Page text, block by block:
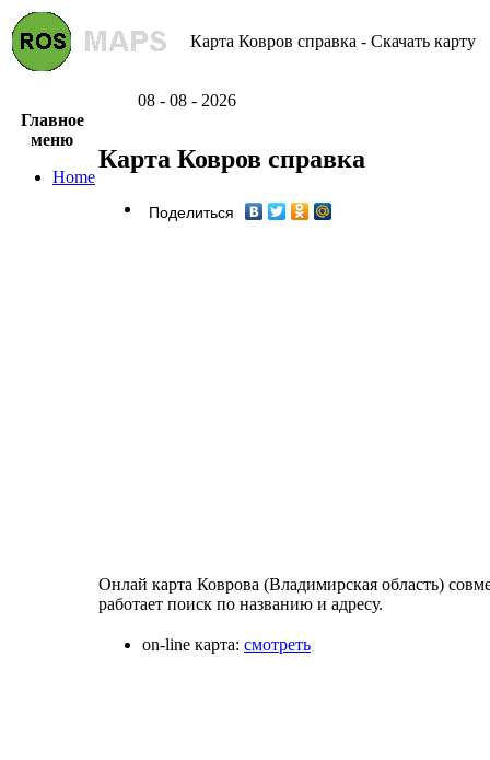
Карта Ковров справка - Скачать карту
08 - 08 - 2026
Главное
меню
Home
Карта Ковров справка
Поделиться
Онлай карта Коврова (Владимирская область)
работает поиск по названию и адресу.
on-line карта: смотреть